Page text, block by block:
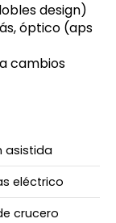
design)
óptico (aps
cambios
asistida
eléctrico
crucero